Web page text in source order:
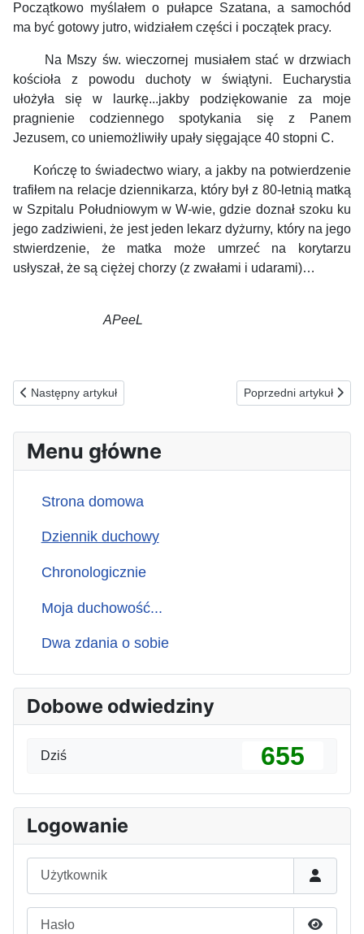
Początkowo myślałem o pułapce Szatana, a samochód
ma być gotowy jutro, widziałem części i początek pracy.
Na Mszy św. wieczornej musiałem stać w drzwiach
kościoła z powodu duchoty w świątyni. Eucharystia
ułożyła się w laurkę...jakby podziękowanie za moje
pragnienie codziennego spotykania się z Panem
Jezusem, co uniemożliwiły upały sięgające 40 stopni C.
Kończę to świadectwo wiary, a jakby na potwierdzenie
trafiłem na relacje dziennikarza, który był z 80-letnią matką
w Szpitalu Południowym w W-wie, gdzie doznał szoku ku
jego zadziwieni, że jest jeden lekarz dyżurny, który na jego
stwierdzenie, że matka może umrzeć na korytarzu
usłyszał, że są ciężej chorzy (z zwałami i udarami)…
APeeL
Poprzednia strona: 04.07.2026(s) ZA TYCH, KTÓRZY ZNALEŹLI
Następny artykuł Następna strona:
Poprzedni artykuł
Menu główne
Strona domowa
Dziennik duchowy
Chronologicznie
Moja duchowość...
Dwa zdania o sobie
Dobowe odwiedziny
Dziś 655
Logowanie